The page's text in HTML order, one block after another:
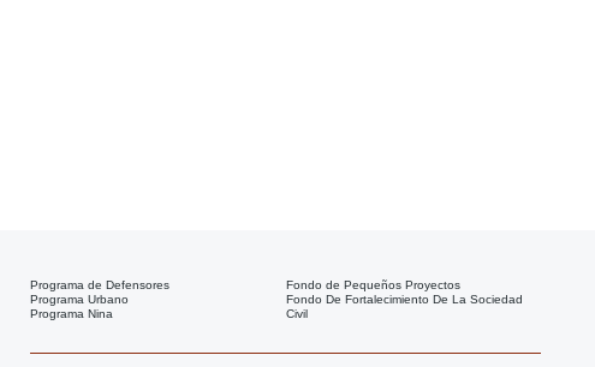
Programa de Defensores
Programa Urbano
Programa Nina
Fondo de Pequeños Proyectos
Fondo De Fortalecimiento De La Sociedad
Civil